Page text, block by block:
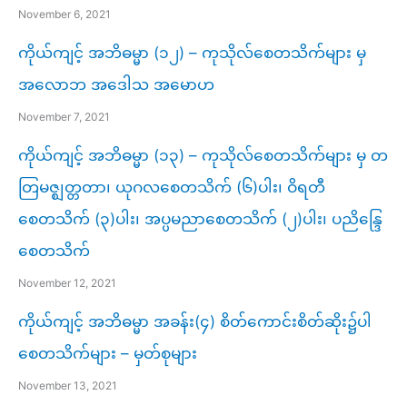
November 6, 2021
ကိုယ်ကျင့် အဘိဓမ္မာ (၁၂) – ကုသိုလ်စေတသိက်များ မှ
အလောဘ အဒေါသ အမောဟ
November 7, 2021
ကိုယ်ကျင့် အဘိဓမ္မာ (၁၃) – ကုသိုလ်စေတသိက်များ မှ တ
တြမဇ္ဈတ္တတာ၊ ယုဂလစေတသိက် (၆)ပါး၊ ဝိရတီ
စေတသိက် (၃)ပါး၊ အပ္ပမညာစေတသိက် (၂)ပါး၊ ပညိန္ဒြေ
စေတသိက်
November 12, 2021
ကိုယ်ကျင့် အဘိဓမ္မာ အခန်း(၄) စိတ်ကောင်းစိတ်ဆိုး၌ပါ
စေတသိက်များ – မှတ်စုများ
November 13, 2021